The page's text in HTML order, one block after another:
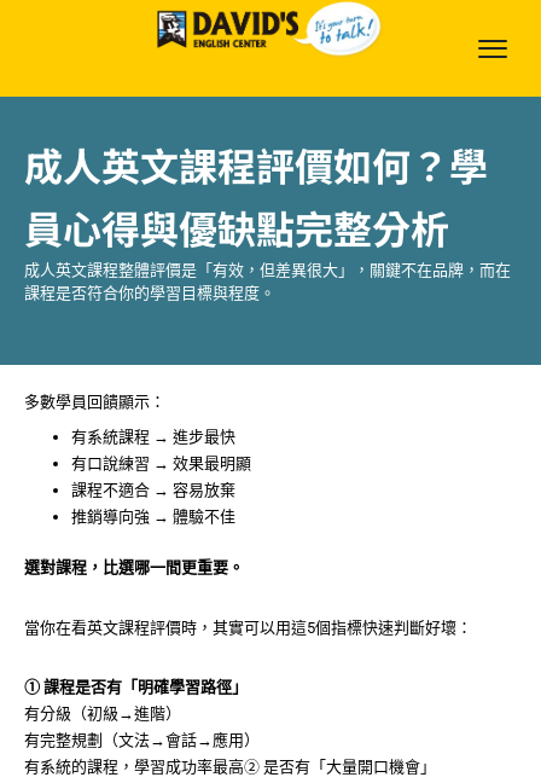
成人英文課程評價如何？學
員心得與優缺點完整分析
成人英文課程整體評價是「有效，但差異很大」，關鍵不在品牌，而在
課程是否符合你的學習目標與程度。
多數學員回饋顯示：
有系統課程 → 進步最快
有口說練習 → 效果最明顯
課程不適合 → 容易放棄
推銷導向強 → 體驗不佳
選對課程，比選哪一間更重要。
當你在看英文課程評價時，其實可以用這5個指標快速判斷好壞：
① 課程是否有「明確學習路徑」
有分級（初級→進階）
有完整規劃（文法→會話→應用）
有系統的課程，學習成功率最高② 是否有「大量開口機會」